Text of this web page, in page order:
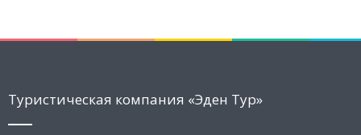
Туристическая компания «Эден Тур»